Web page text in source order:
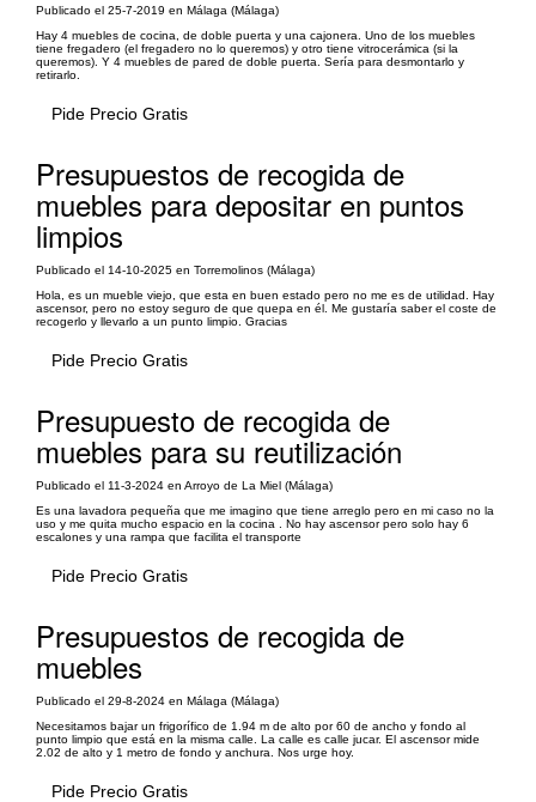
Publicado el 25-7-2019 en Málaga (Málaga)
Hay 4 muebles de cocina, de doble puerta y una cajonera. Uno de los muebles
tiene fregadero (el fregadero no lo queremos) y otro tiene vitrocerámica (si la
queremos). Y 4 muebles de pared de doble puerta. Sería para desmontarlo y
retirarlo.
Pide Precio Gratis
Presupuestos de recogida de
muebles para depositar en puntos
limpios
Publicado el 14-10-2025 en Torremolinos (Málaga)
Hola, es un mueble viejo, que esta en buen estado pero no me es de utilidad. Hay
ascensor, pero no estoy seguro de que quepa en él. Me gustaría saber el coste de
recogerlo y llevarlo a un punto limpio. Gracias
Pide Precio Gratis
Presupuesto de recogida de
muebles para su reutilización
Publicado el 11-3-2024 en Arroyo de La Miel (Málaga)
Es una lavadora pequeña que me imagino que tiene arreglo pero en mi caso no la
uso y me quita mucho espacio en la cocina . No hay ascensor pero solo hay 6
escalones y una rampa que facilita el transporte
Pide Precio Gratis
Presupuestos de recogida de
muebles
Publicado el 29-8-2024 en Málaga (Málaga)
Necesitamos bajar un frigorífico de 1.94 m de alto por 60 de ancho y fondo al
punto limpio que está en la misma calle. La calle es calle jucar. El ascensor mide
2.02 de alto y 1 metro de fondo y anchura. Nos urge hoy.
Pide Precio Gratis